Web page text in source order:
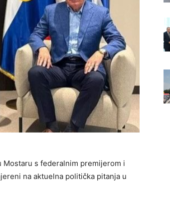
Mostaru s federalnim premijerom i
na aktuelna politička pitanja u